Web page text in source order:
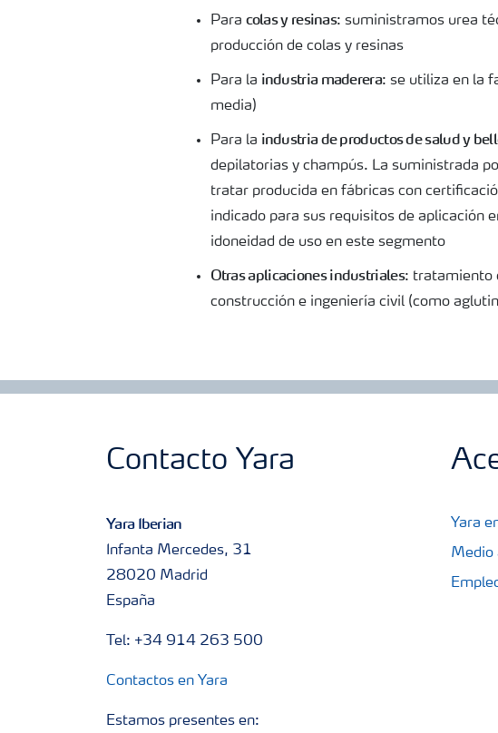
Para colas y resinas: suministramos urea
producción de colas y resinas
Para la industria maderera: se utiliza en la
media)
Para la industria de productos de salud y
depilatorias y champús. La suministrada
tratar producida en fábricas con
indicado para sus requisitos de aplicación
idoneidad de uso en este segmento
Otras aplicaciones industriales: tratamiento
construcción e ingeniería civil (como
Contacto Yara
Yara Iberian
Infanta Mercedes, 31
28020 Madrid
España
Tel: +34 914 263 500
Contactos en Yara
Estamos presentes en:
Yara
Medio